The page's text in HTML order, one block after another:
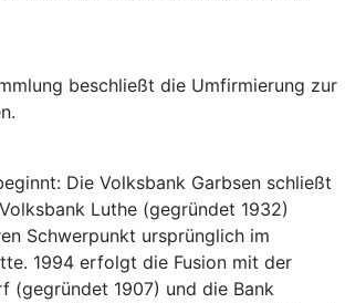
beschließt die Umfirmierung zur
Die Volksbank Garbsen schließt
Luthe (gegründet 1932)
Schwerpunkt ursprünglich im
1994 erfolgt die Fusion mit der
(gegründet 1907) und die Bank